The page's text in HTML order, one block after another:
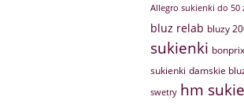
Allegro sukienki do 50
bluz relab bluzy
sukienki
sukienki damskie
swetry hm